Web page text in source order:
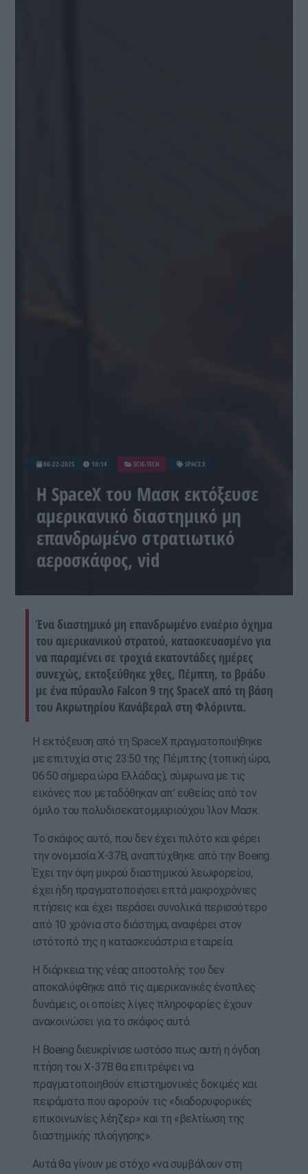
08-22-2025 10:14 SCIE-TECH SPACE X
Η SpaceX του Μασκ εκτόξευσε
αμερικανικό διαστημικό μη
επανδρωμένο στρατιωτικό
αεροσκάφος, vid
Ένα διαστημικό μη επανδρωμένο εναέριο όχημα
του αμερικανικού στρατού, κατασκευασμένο για
να παραμένει σε τροχιά εκατοντάδες ημέρες
συνεχώς, εκτοξεύθηκε χθες, Πέμπτη, το βράδυ
με ένα πύραυλο Falcon 9 της SpaceX από τη βάση
του Ακρωτηρίου Κανάβεραλ στη Φλόριντα.
Η εκτόξευση από τη SpaceX πραγματοποιήθηκε
με επιτυχία στις 23:50 της Πέμπτης (τοπική ώρα,
06:50 σήμερα ώρα Ελλάδας), σύμφωνα με τις
εικόνες που μεταδόθηκαν απ’ ευθείας από τον
όμιλο του πολυδισεκατομμυριούχου Ίλον Μασκ.
Το σκάφος αυτό, που δεν έχει πιλότο και φέρει
την ονομασία X-37B, αναπτύχθηκε από την Boeing.
Έχει την όψη μικρού διαστημικού λεωφορείου,
έχει ήδη πραγματοποιήσει επτά μακροχρόνιες
πτήσεις και έχει περάσει συνολικά περισσότερο
από 10 χρόνια στο διάστημα, αναφέρει στον
ιστότοπό της η κατασκευάστρια εταιρεία.
Η διάρκεια της νέας αποστολής του δεν
αποκαλύφθηκε από τις αμερικανικές ένοπλες
δυνάμεις, οι οποίες λίγες πληροφορίες έχουν
ανακοινώσει για το σκάφος αυτό.
Η Boeing διευκρίνισε ωστόσο πως αυτή η όγδοη
πτήση του X-37B θα επιτρέψει να
πραγματοποιηθούν επιστημονικές δοκιμές και
πειράματα που αφορούν τις «διαδορυφορικές
επικοινωνίες λέηζερ» και τη «βελτίωση της
διαστημικής πλοήγησης».
Αυτά θα γίνουν με στόχο «να συμβάλουν στη